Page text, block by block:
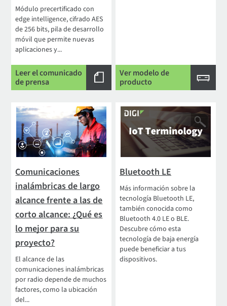
Módulo precertificado con
edge intelligence, cifrado AES
de 256 bits, pila de desarrollo
móvil que permite nuevas
aplicaciones y...
Leer el comunicado
de prensa
Ver modelo de
producto
Comunicaciones
inalámbricas de largo
alcance frente a las de
corto alcance: ¿Qué es
lo mejor para su
proyecto?
El alcance de las
comunicaciones inalámbricas
por radio depende de muchos
factores, como la ubicación
del...
Bluetooth LE
Más información sobre la
tecnología Bluetooth LE,
también conocida como
Bluetooth 4.0 LE o BLE.
Descubre cómo esta
tecnología de baja energía
puede beneficiar a tus
dispositivos.